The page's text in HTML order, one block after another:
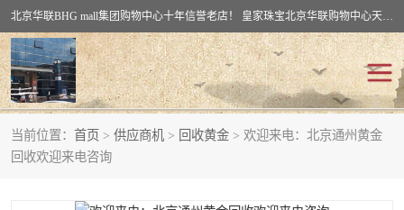
北京华联BHG mall集团购物中心十年信誉老店！ 皇家珠宝北京华联购物中心天时名苑店竭诚欢迎您。 北京市通州区（八通线）通州北苑地铁华联购物中心一层皇家珠宝 北京皇家珠宝通州黄金回收黄金首饰加工店（八通线: 通州北苑地铁华联店）：通州区通州北苑地铁华联购物中心一层皇家珠宝。
当前位置： 首页 > 供应商机 > 回收黄金 > 欢迎来电：北京通州黄金
回收欢迎来电咨询
回收黄金
回收钯金 回收钻石